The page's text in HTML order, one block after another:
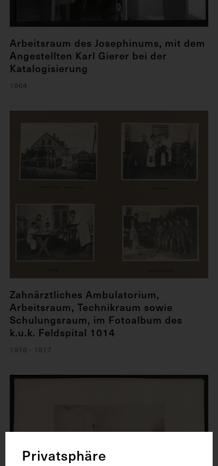
Arbeitsraum des Josephinums, mit dem
Angestellten Karl Gierer bei der
Katalogisierung
1964
Zahnärztliches Ambulatorium,
Arbeitsraum, Technikraum sowie
Schulungsraum, im Fotoalbum des
k.u.k. Feldspital 1014
1916 - 1917
Privatsphäre